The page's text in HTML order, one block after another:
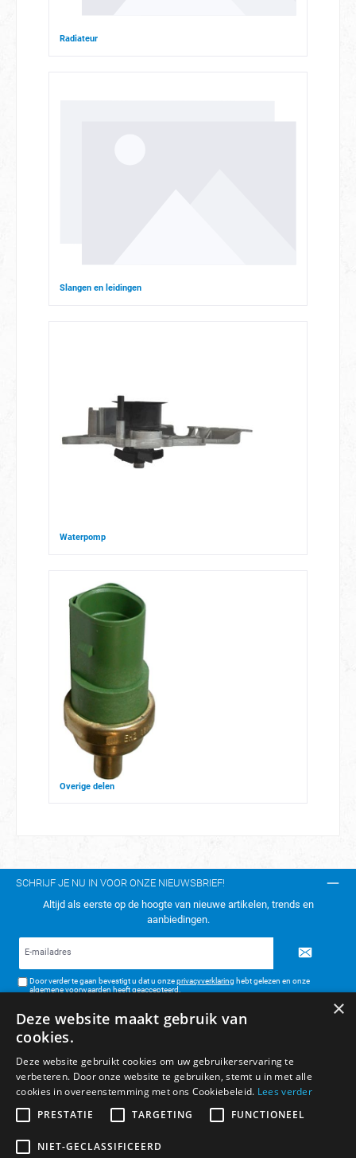
Radiateur
Slangen en leidingen
Waterpomp
Overige delen
SCHRIJF JE NU IN VOOR ONZE NIEUWSBRIEF!
Altijd als eerste op de hoogte van nieuwe artikelen, trends en
aanbiedingen.
Door verder te gaan bevestigt u dat u onzeprivacyverklaring hebt gelezen en onze
algemene voorwaarden heeft geaccepteerd.
TELEFONISCH CONTACT:
ALGEMENE INFORMATIE
BETAAL- & VERZENDMETHODEN
×
Deze website maakt gebruik van
cookies.
Deze website gebruikt cookies om uw gebruikerservaring te
verbeteren. Door onze website te gebruiken, stemt u in met alle
cookies in overeenstemming met ons Cookiebeleid. Lees verder
PRESTATIE
TARGETING FUNCTIONEEL
NIET-GECLASSIFICEERD